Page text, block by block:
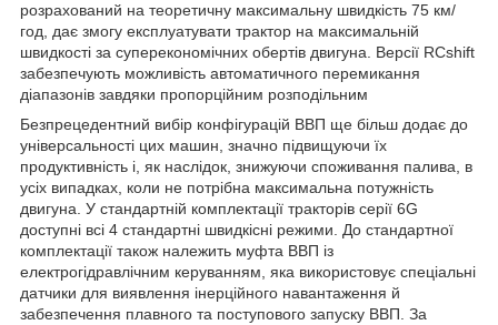
розрахований на теоретичну максимальну швидкість 75 км/
год, дає змогу експлуатувати трактор на максимальній
швидкості за суперекономічних обертів двигуна. Версії RCshift
забезпечують можливість автоматичного перемикання
діапазонів завдяки пропорційним розподільним
Безпрецедентний вибір конфігурацій ВВП ще більш додає до
універсальності цих машин, значно підвищуючи їх
продуктивність і, як наслідок, знижуючи споживання палива, в
усіх випадках, коли не потрібна максимальна потужність
двигуна. У стандартній комплектації тракторів серії 6G
доступні всі 4 стандартні швидкісні режими. До стандартної
комплектації також належить муфта ВВП із
електрогідравлічним керуванням, яка використовує спеціальні
датчики для виявлення інерційного навантаження й
забезпечення плавного та поступового запуску ВВП. За